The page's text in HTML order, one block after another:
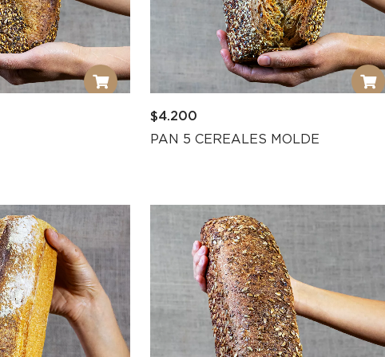
$4.200
PAN 5 CEREALES MOLDE